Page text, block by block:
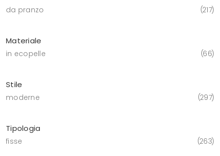
da pranzo 217
Materiale
in ecopelle 66
Stile
moderne 297
Tipologia
fisse 263